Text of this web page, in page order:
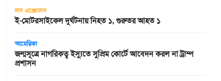
লস এঞ্জেলেস
ই-মোটরসাইকেল দুর্ঘটনায় নিহত ১, গুরুতর আহত ১
আমেরিকা
জন্মসূত্রে নাগরিকত্ব ইস্যুতে সুপ্রিম কোর্টে আবেদন করল না ট্রাম্প
প্রশাসন